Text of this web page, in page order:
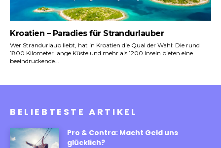
Kroatien – Paradies für Strandurlauber
Wer Strandurlaub liebt, hat in Kroatien die Qual der Wahl: Die rund
1800 Kilometer lange Küste und mehr als 1200 Inseln bieten eine
beeindruckende...
BELIEBTESTE ARTIKEL
Pro & Contra: Macht Geld uns
glücklich?